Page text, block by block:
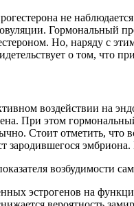
не
Гормональный
Но, наряду с
о том, что
воздействии на
При этом
Стоит отметить,
зародившегося
возбудимости
эстрогенов на